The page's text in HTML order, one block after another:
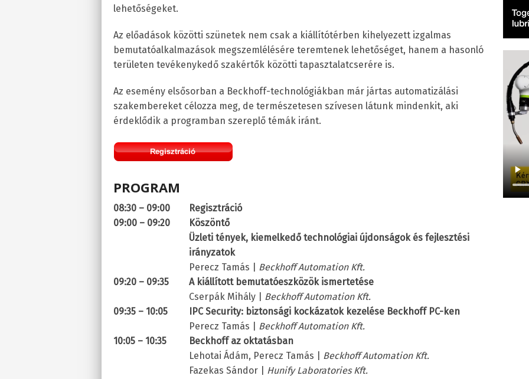
lehetőségeket.
Az előadások közötti szünetek nem csak a kiállítótérben kihelyezett izgalmas
bemutatóalkalmazások megszemlélésére teremtenek lehetőséget, hanem a hasonló
területen tevékenykedő szakértők közötti tapasztalatcserére is.
Az esemény elsősorban a Beckhoff-technológiákban már jártas automatizálási
szakembereket célozza meg, de természetesen szívesen látunk mindenkit, aki
érdeklődik a programban szereplő témák iránt.
PROGRAM
08:30 – 09:00
Regisztráció
09:00 – 09:20
Köszöntő
Üzleti tények, kiemelkedő technológiai újdonságok és fejlesztési
irányzatok
Perecz Tamás | Beckhoff Automation Kft.
09:20 – 09:35
A kiállított bemutatóeszközök ismertetése
Cserpák Mihály | Beckhoff Automation Kft.
09:35 – 10:05
IPC Security: biztonsági kockázatok kezelése Beckhoff PC-ken
Perecz Tamás | Beckhoff Automation Kft.
10:05 – 10:35
Beckhoff az oktatásban
Lehotai Ádám, Perecz Tamás | Beckhoff Automation Kft.
Fazekas Sándor | Hunify Laboratories Kft.